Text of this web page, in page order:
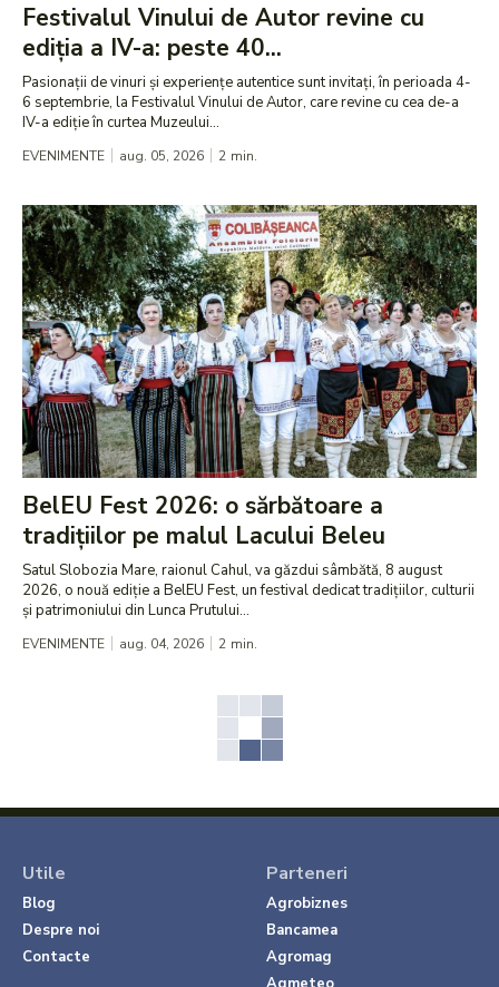
Festivalul Vinului de Autor revine cu
ediția a IV-a: peste 40...
Pasionații de vinuri și experiențe autentice sunt invitați, în perioada 4-
6 septembrie, la Festivalul Vinului de Autor, care revine cu cea de-a
IV-a ediție în curtea Muzeului...
EVENIMENTE aug. 05, 2026 2 min.
BelEU Fest 2026: o sărbătoare a
tradițiilor pe malul Lacului Beleu
Satul Slobozia Mare, raionul Cahul, va găzdui sâmbătă, 8 august
2026, o nouă ediție a BelEU Fest, un festival dedicat tradițiilor, culturii
și patrimoniului din Lunca Prutului...
EVENIMENTE aug. 04, 2026 2 min.
Utile
Blog
Despre noi
Contacte
Parteneri
Agrobiznes
Bancamea
Agromag